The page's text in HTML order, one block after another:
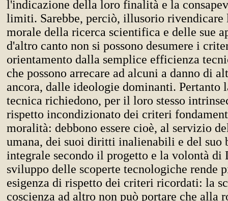
l'indicazione della loro finalità e la
limiti. Sarebbe, perciò, illusorio rivendicare
morale della ricerca scientifica e delle sue
d'altro canto non si possono desumere i
orientamento dalla semplice efficienza
che possono arrecare ad alcuni a danno di
ancora, dalle ideologie dominanti. Pertanto
tecnica richiedono, per il loro stesso
rispetto incondizionato dei criteri
moralità: debbono essere cioè, al servizio
umana, dei suoi diritti inalienabili e del suo
integrale secondo il progetto e la volontà
sviluppo delle scoperte tecnologiche rende
esigenza di rispetto dei criteri ricordati: la
coscienza ad altro non può portare che alla